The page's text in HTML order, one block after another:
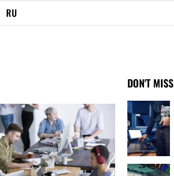
RU
DON'T MISS